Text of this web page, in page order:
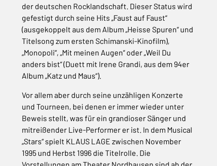
der deutschen Rocklandschaft. Dieser Status wird
gefestigt durch seine Hits „Faust auf Faust“
(ausgekoppelt aus dem Album „Heisse Spuren“ und
Titelsong zum ersten Schimanski-Kinofilm),
„Monopoli“, „Mit meinen Augen“ oder „Weil Du
anders bist“ (Duett mit Irene Grandi, aus dem 94er
Album „Katz und Maus“).
Vor allem aber durch seine unzähligen Konzerte
und Tourneen, bei denen er immer wieder unter
Beweis stellt, was für ein grandioser Sänger und
mitreißender Live-Performer er ist. In dem Musical
„Stars“ spielt KLAUS LAGE zwischen November
1995 und Herbst 1996 die Titelrolle. Die